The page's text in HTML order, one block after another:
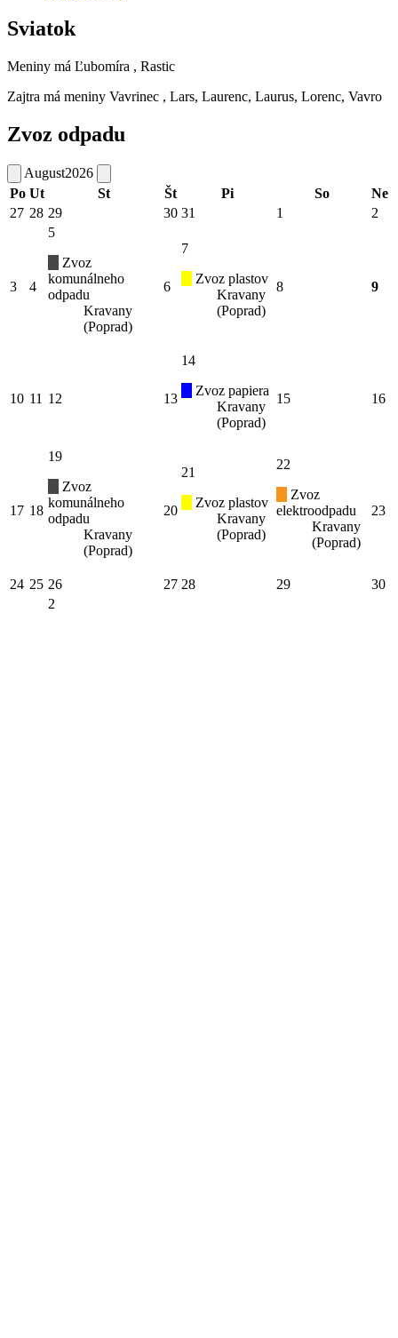
Sviatok
Meniny má Ľubomíra , Rastic
Zajtra má meniny Vavrinec , Lars, Laurenc, Laurus, Lorenc, Vavro
Zvoz odpadu
August2026
Po Ut St Št Pi So
Ne
27 28 29 30 31 1 2
3 4
5
Zvoz
komunálneho
odpadu
Kravany
(Poprad)
6
7
Zvoz plastov
Kravany
(Poprad)
8 9
10 11 12 13
14
Zvoz papiera
Kravany
(Poprad)
15 16
17 18
19
Zvoz
komunálneho
odpadu
Kravany
(Poprad)
20
21
Zvoz plastov
Kravany
(Poprad)
22
Zvoz
elektroodpadu
Kravany
(Poprad)
23
24 25 26 27 28 29 30
2